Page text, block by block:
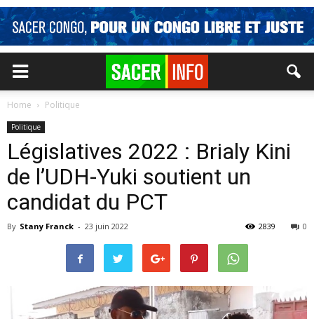
Home Politique
Politique
Législatives 2022 : Brialy Kini
de l’UDH-Yuki soutient un
candidat du PCT
By Stany Franck - 23 juin 2022 0
2839